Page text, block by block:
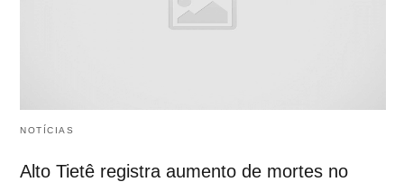
NOTÍCIAS
Alto Tietê registra aumento de mortes no